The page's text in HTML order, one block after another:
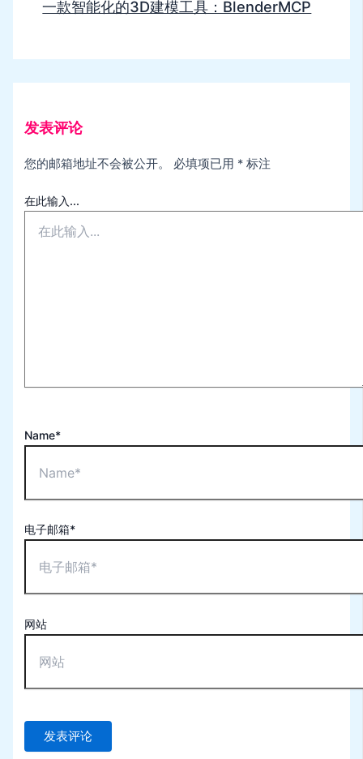
一款智能化的3D建模工具：BlenderMCP
发表评论
您的邮箱地址不会被公开。 必填项已用 * 标注
在此输入...
Name*
电子邮箱*
网站